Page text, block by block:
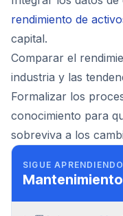
rendimiento de
capital.
Comparar el
industria y las
Formalizar los
conocimiento para
sobreviva a los
SIGUE APRENDIENDO